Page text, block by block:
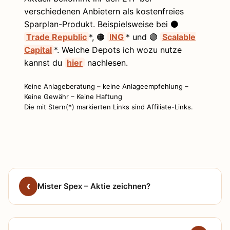
verschiedenen Anbietern als kostenfreies
Sparplan-Produkt. Beispielsweise bei ⚫
Trade Republic *, 🟠 ING * und 🟣 Scalable
Capital *. Welche Depots ich wozu nutze
kannst du hier nachlesen.
Keine Anlageberatung – keine Anlageempfehlung –
Keine Gewähr – Keine Haftung
Die mit Stern(*) markierten Links sind Affiliate-Links.
Mister Spex – Aktie zeichnen?